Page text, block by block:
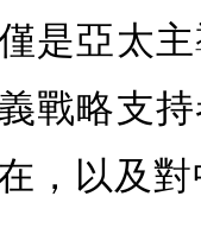
是亞太
戰略支
，以及